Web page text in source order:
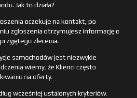
Jak to działa?
oczekuje na kontakt, po
zgłoszenia otrzymujesz informację o
zlecenia.
samochodów jest niezwykle
wiemy, że Klienci często
na oferty.
wcześniej ustalonych kryteriów.